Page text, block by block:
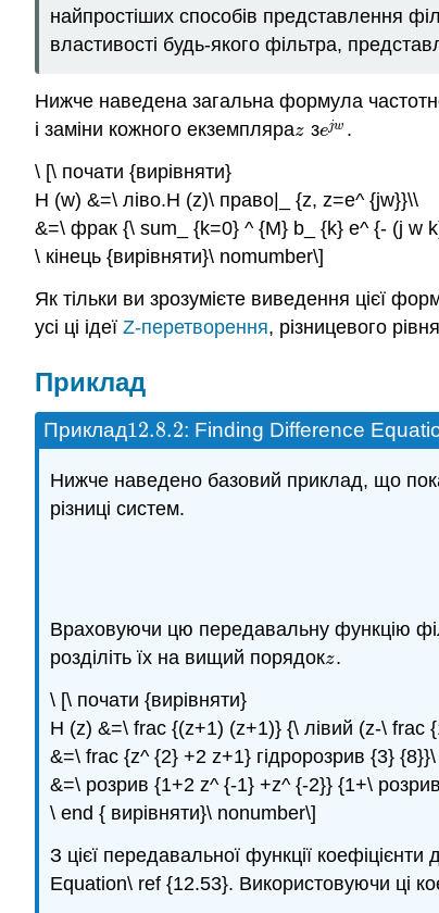
найпростіших способів представлення
властивості будь-якого фільтра,
Нижче наведена загальна формула
і заміни кожного екземпляраz
z зejw
ejw.
\ [\ почати {вирівняти}
H (w) &=\ ліво.H (z)\ право|_ {z, z=e^ {jw}}\\
&=\ фрак {\ sum_ {k=0} ^ {М} b_ {k} e^ {- (j w
\ кінець {вирівняти}\ nomumber\]
Як тільки ви зрозумієте виведення цієї
усі ці ідеї Z-перетворення, різницевого
Приклад
Приклад12.8.2
12.8.2: Finding Difference
Нижче наведено базовий приклад, що
різниці систем.
Враховуючи цю передавальну функцію
розділіть їх на вищий порядокz
z.
\ [\ почати {вирівняти}
H (z) &=\ frac {(z+1) (z+1)} {\ лівий (z-\ frac
&=\ frac {z^ {2} +2 z+1} гідророзрив {3}
&=\ розрив {1+2 z^ {-1} +z^ {-2}} {1+\
\ end { вирівняти}\ nonumber\]
З цієї передавальної функції
Equation\ ref {12.53}. Використовуючи ці